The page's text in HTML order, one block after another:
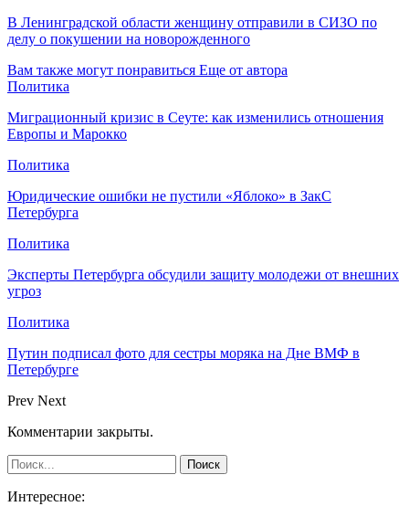
В Ленинградской области женщину отправили в СИЗО по
делу о покушении на новорожденного
Вам также могут понравиться Еще от автора
Политика
Миграционный кризис в Сеуте: как изменились отношения
Европы и Марокко
Политика
Юридические ошибки не пустили «Яблоко» в ЗакС
Петербурга
Политика
Эксперты Петербурга обсудили защиту молодежи от внешних
угроз
Политика
Путин подписал фото для сестры моряка на Дне ВМФ в
Петербурге
Prev Next
Комментарии закрыты.
Интересное: